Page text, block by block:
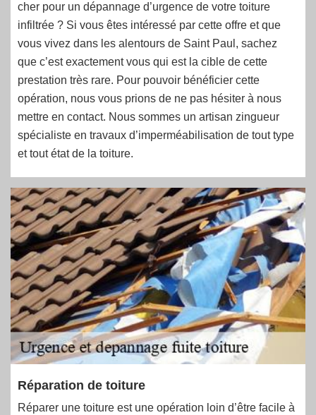
cher pour un dépannage d’urgence de votre toiture
infiltrée ? Si vous êtes intéressé par cette offre et que
vous vivez dans les alentours de Saint Paul, sachez
que c’est exactement vous qui est la cible de cette
prestation très rare. Pour pouvoir bénéficier cette
opération, nous vous prions de ne pas hésiter à nous
mettre en contact. Nous sommes un artisan zingueur
spécialiste en travaux d’imperméabilisation de tout type
et tout état de la toiture.
Réparation de toiture
Réparer une toiture est une opération loin d’être facile à